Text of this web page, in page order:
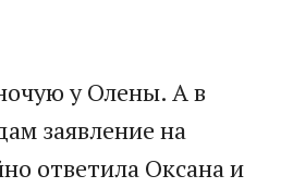
у Олены. А в
заявление на
ответила Оксана и